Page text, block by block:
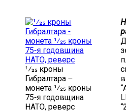
1⁄25 кроны
Гибралтара –
монета 1⁄25 кроны
75-я годовщина
НАТО, реверс